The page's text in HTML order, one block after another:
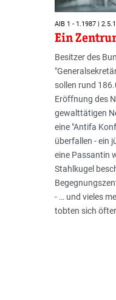
AIB 1 - 1.1987 |
Ein
Besitzer des
sollen rund
Eröffnung des
gewalttätigen
eine "Antifa
überfallen - ein
eine Passantin
Stahlkugel
- … und vieles
tobten sich